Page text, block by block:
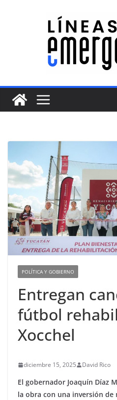
POLÍTICA Y GOBIERNO
Entregan
fútbol
Xocchel
diciembre 15, 2025 David Rico
El gobernador Joaquín Díaz
la obra con una inversión de